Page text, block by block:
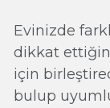
Evinizde
dikkat
için
bulup